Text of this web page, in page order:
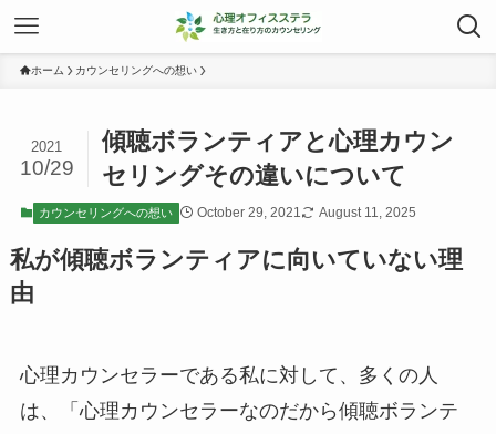
ホーム カウンセリングへの想い
傾聴ボランティアと心理カウン
セリングその違いについて
2021
10/29
カウンセリングへの想い October 29, 2021 August 11, 2025
私が傾聴ボランティアに向いていない理
由
心理カウンセラーである私に対して、多くの人
は、「心理カウンセラーなのだから傾聴ボランテ